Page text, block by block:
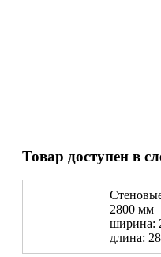
Товар доступен в
2800 мм
ширина:
длина: